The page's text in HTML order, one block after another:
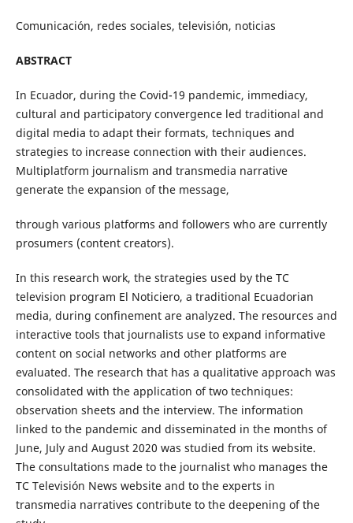
Comunicación, redes sociales, televisión, noticias
ABSTRACT
In Ecuador, during the Covid-19 pandemic, immediacy,
cultural and participatory convergence led traditional and
digital media to adapt their formats, techniques and
strategies to increase connection with their audiences.
Multiplatform journalism and transmedia narrative
generate the expansion of the message,
through various platforms and followers who are currently
prosumers (content creators).
In this research work, the strategies used by the TC
television program El Noticiero, a traditional Ecuadorian
media, during confinement are analyzed. The resources and
interactive tools that journalists use to expand informative
content on social networks and other platforms are
evaluated. The research that has a qualitative approach was
consolidated with the application of two techniques:
observation sheets and the interview. The information
linked to the pandemic and disseminated in the months of
June, July and August 2020 was studied from its website.
The consultations made to the journalist who manages the
TC Televisión News website and to the experts in
transmedia narratives contribute to the deepening of the